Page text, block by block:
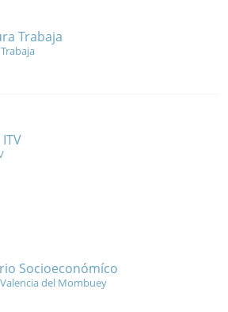
Trabaja
Socioeconómíco
del Mombuey